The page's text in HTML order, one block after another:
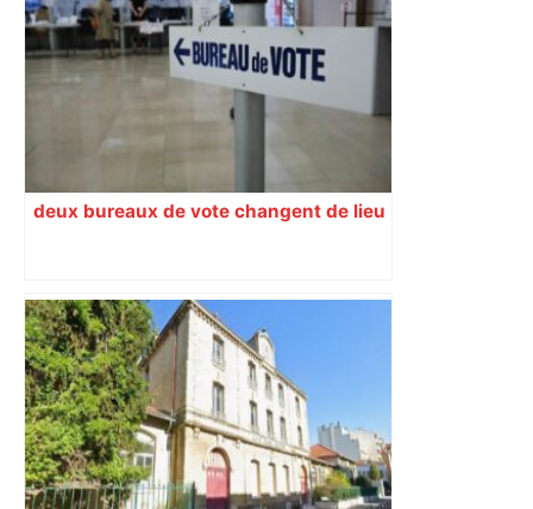
deux bureaux de vote changent de lieu